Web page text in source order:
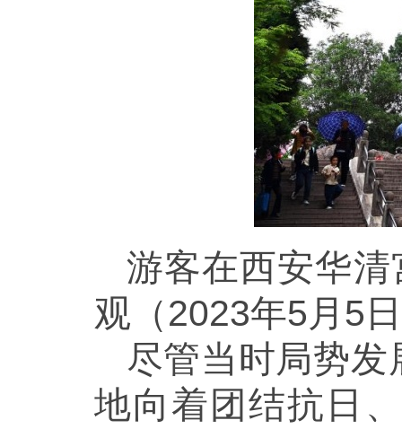
游客在西安华清
观（2023年5月5
尽管当时局势
地向着团结抗日